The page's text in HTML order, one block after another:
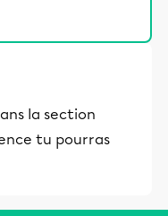
la section
tu pourras